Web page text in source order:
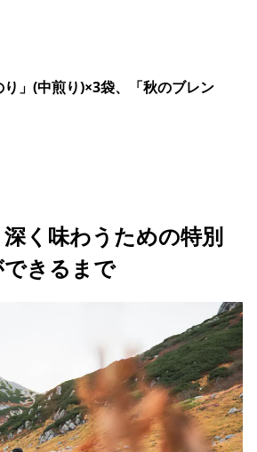
」(中煎り)×3袋、「秋のブレン
く味わうための特別
きるまで